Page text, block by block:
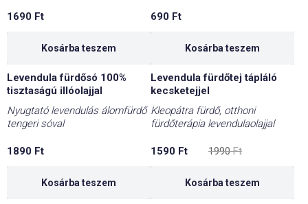
1690 Ft
Kosárba teszem
690 Ft
Kosárba teszem
Levendula fürdősó 100%
tisztaságú illóolajjal
Nyugtató levendulás álomfürdő
tengeri sóval
1890 Ft
Kosárba teszem
Levendula fürdőtej tápláló
kecsketejjel
Kleopátra fürdő, otthoni
fürdőterápia levendulaolajjal
1990Ft
price
1590 Ft
price
Kosárba teszem